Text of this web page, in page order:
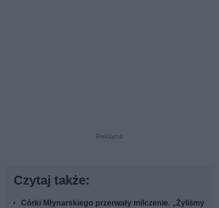
Czytaj także:
Córki Młynarskiego przerwały milczenie. „Żyliśmy